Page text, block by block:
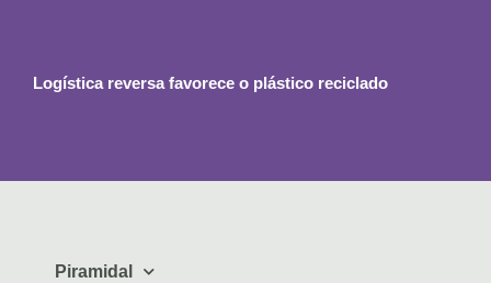
Logística reversa favorece o plástico reciclado
Piramidal